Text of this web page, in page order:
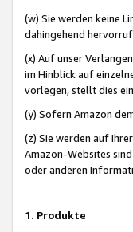
(w) Sie werden keine
dahingehend
(x) Auf unser
im Hinblick auf
vorlegen, stellt dies
(y) Sofern Amazon
(z) Sie werden auf
Amazon-Websites
oder anderen
1. Produkte